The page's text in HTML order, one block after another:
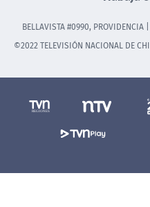
BELLAVISTA #0990, PROVIDENCIA
©2022 TELEVISIÓN NACIONAL DE